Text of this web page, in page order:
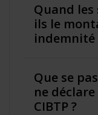
Quand
ils le
indemnité
Que se
ne
CIBTP ?